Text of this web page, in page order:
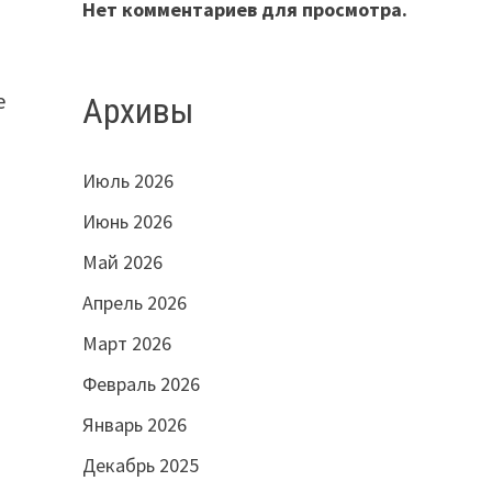
Нет комментариев для просмотра.
Архивы
Июль 2026
Июнь 2026
Май 2026
Апрель 2026
Март 2026
Февраль 2026
Январь 2026
Декабрь 2025